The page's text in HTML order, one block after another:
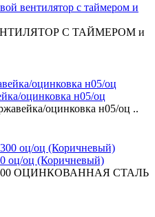
вентилятор с таймером и
С ТАЙМЕРОМ и
оцинковка н05/оц
оцинковка н05/оц ..
оц/оц (Коричневый)
ОЦИНКОВАННАЯ СТАЛЬ